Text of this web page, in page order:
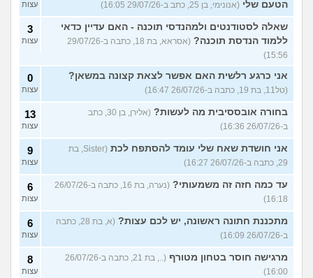
הטעם שלי (אנונימי, בן 25, כתב ב-29/07/26 16:05) עצות
שאלה לסטודנטים ולמהנדסי תוכנה - האם עדיין כדאי
ללמוד הנדסת תוכנה?
(אסראא, בת 18, כתבה ב-29/07/26
15:56)
3
עצות
אני כרגע רלשית האם אפשר לצאת קצונה במשאן?
(טל11, בת 19, כתבה ב-26/07/26 16:47)
0
עצות
בחורה אובססיבית מה לעשות?
(אלירן, בן 30, כתב
ב-26/07/26 16:36)
13
עצות
אני חושדת שאח שלי עומד להסתפח לכת
(Sister, בת
29, כתבה ב-26/07/26 16:27)
9
עצות
עד כמה חזה זה משמעותי?
(נערה, בת 16, כתבה ב-26/07/26
16:18)
6
עצות
מתכננת חתונה ראשונה, יש לכם עצות?
(א, בת 28, כתבה
ב-26/07/26 16:09)
6
עצות
מרגישה חוסר בטחון מטורף
(.., בת 21, כתבה ב-26/07/26
16:00)
8
עצות